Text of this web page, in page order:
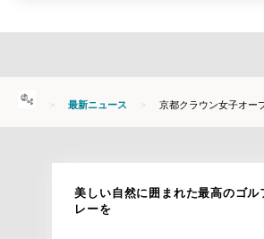
最新ニュース 京都クラウン女子オー
美しい自然に囲まれた最高のゴル
レーを